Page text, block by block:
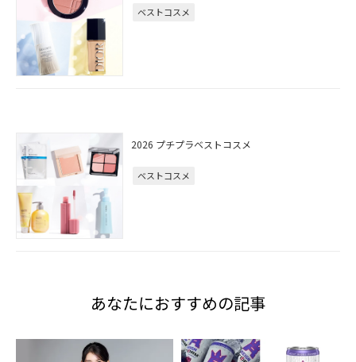
ベストコスメ
2026 プチプラベストコスメ
ベストコスメ
あなたにおすすめの記事